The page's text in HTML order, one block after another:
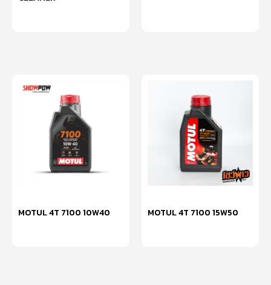
MOTUL 4T 7100 10W40 MOTUL 4T 7100 15W50